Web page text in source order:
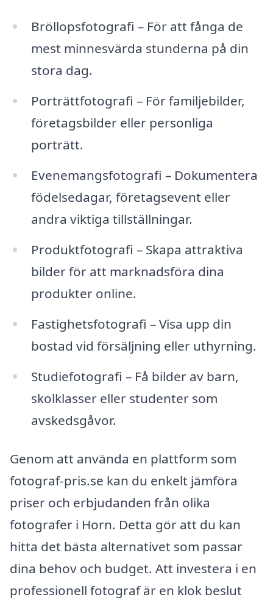
Bröllopsfotografi – För att fånga de
mest minnesvärda stunderna på din
stora dag.
Porträttfotografi – För familjebilder,
företagsbilder eller personliga
porträtt.
Evenemangsfotografi – Dokumentera
födelsedagar, företagsevent eller
andra viktiga tillställningar.
Produktfotografi – Skapa attraktiva
bilder för att marknadsföra dina
produkter online.
Fastighetsfotografi – Visa upp din
bostad vid försäljning eller uthyrning.
Studiefotografi – Få bilder av barn,
skolklasser eller studenter som
avskedsgåvor.
Genom att använda en plattform som
fotograf-pris.se kan du enkelt jämföra
priser och erbjudanden från olika
fotografer i Horn. Detta gör att du kan
hitta det bästa alternativet som passar
dina behov och budget. Att investera i en
professionell fotograf är en klok beslut